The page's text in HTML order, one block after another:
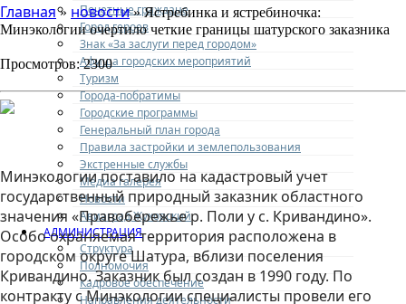
Почетные граждане
Город героев
Знак «За заслуги перед городом»
Афиша городских мероприятий
Туризм
Города-побратимы
Городские программы
Генеральный план города
Правила застройки и землепользования
Экстренные службы
Медиа галерея
Новости
Авиаград Жуковский
АДМИНИСТРАЦИЯ
Структура
Полномочия
Кадровое обеспечение
Направления деятельности
Главная» новости» Ястребинка и ястребиночка:
Минэкологии очертило четкие границы шатурского заказника
Просмотров: 2300
Минэкологии поставило на кадастровый учет
государственный природный заказник областного
значения «Правобережье р. Поли у с. Кривандино».
Особо охраняемая территория расположена в
городском округе Шатура, вблизи поселения
Кривандино. Заказник был создан в 1990 году. По
контракту с Минэкологии специалисты провели его